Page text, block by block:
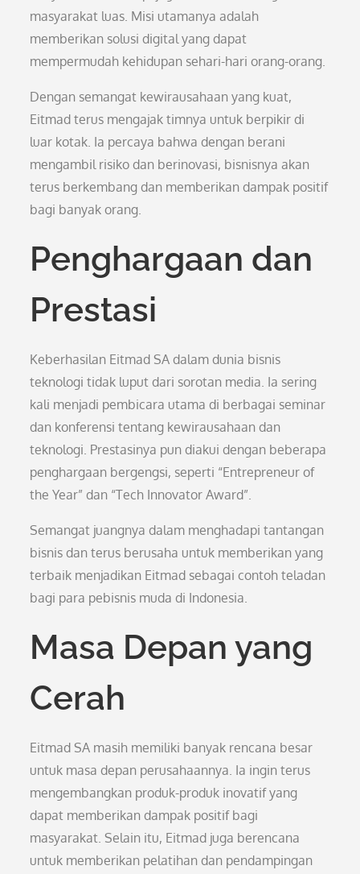
masyarakat luas. Misi utamanya adalah
memberikan solusi digital yang dapat
mempermudah kehidupan sehari-hari orang-orang.
Dengan semangat kewirausahaan yang kuat,
Eitmad terus mengajak timnya untuk berpikir di
luar kotak. Ia percaya bahwa dengan berani
mengambil risiko dan berinovasi, bisnisnya akan
terus berkembang dan memberikan dampak positif
bagi banyak orang.
Penghargaan dan
Prestasi
Keberhasilan Eitmad SA dalam dunia bisnis
teknologi tidak luput dari sorotan media. Ia sering
kali menjadi pembicara utama di berbagai seminar
dan konferensi tentang kewirausahaan dan
teknologi. Prestasinya pun diakui dengan beberapa
penghargaan bergengsi, seperti “Entrepreneur of
the Year” dan “Tech Innovator Award”.
Semangat juangnya dalam menghadapi tantangan
bisnis dan terus berusaha untuk memberikan yang
terbaik menjadikan Eitmad sebagai contoh teladan
bagi para pebisnis muda di Indonesia.
Masa Depan yang
Cerah
Eitmad SA masih memiliki banyak rencana besar
untuk masa depan perusahaannya. Ia ingin terus
mengembangkan produk-produk inovatif yang
dapat memberikan dampak positif bagi
masyarakat. Selain itu, Eitmad juga berencana
untuk memberikan pelatihan dan pendampingan